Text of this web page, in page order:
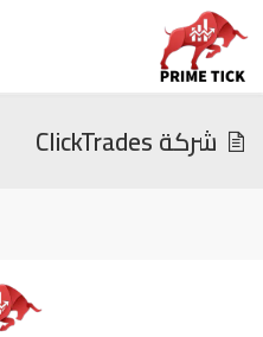
شركة ClickTrades